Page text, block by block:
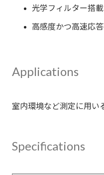
光学フィルター搭載
高感度かつ高速応答
Applications
Specifications